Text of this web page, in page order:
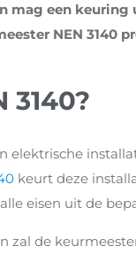
mag een
NEN 3140
3140?
elektrische
keurt deze
eisen uit de
de